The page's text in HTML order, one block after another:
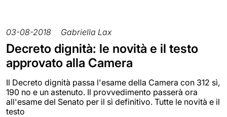
03-08-2018 Gabriella Lax
Decreto dignità: le novità e il testo
approvato alla Camera
Il Decreto dignità passa l'esame della Camera con 312 sì,
190 no e un astenuto. Il provvedimento passerà ora
all'esame del Senato per il sì definitivo. Tutte le novità e il
testo